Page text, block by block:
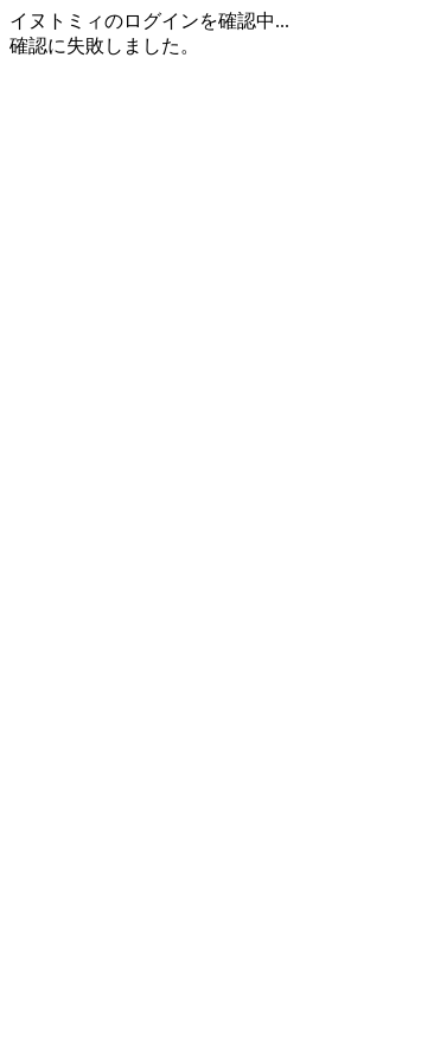
イヌトミィのログインを確認中...
確認に失敗しました。